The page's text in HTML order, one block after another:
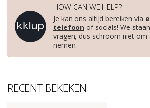
HOW CAN WE HELP?
Je kan ons altijd bereiken via
telefoon of socials! We
vragen, dus schroom niet om
nemen.
RECENT BEKEKEN